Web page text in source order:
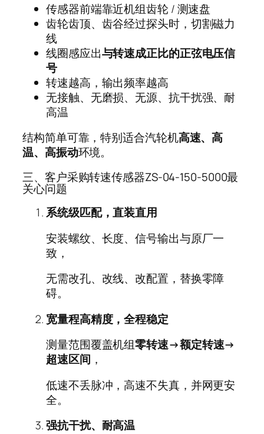
传感器前端靠近机组齿轮 / 测速盘
齿轮齿顶、齿谷经过探头时，切割磁力
线
线圈感应出与转速成正比的正弦电压信
号
转速越高，输出频率越高
无接触、无磨损、无源、抗干扰强、耐
高温
结构简单可靠，特别适合汽轮机高速、高
温、高振动环境。
三、客户采购转速传感器ZS-04-150-5000最
关心问题
系统级匹配，直装直用
安装螺纹、长度、信号输出与原厂一
致，
无需改孔、改线、改配置，替换零障
碍。
宽量程高精度，全程稳定
测量范围覆盖机组零转速→额定转速→
超速区间 ，
低速不丢脉冲，高速不失真，并网更安
全。
强抗干扰、耐高温